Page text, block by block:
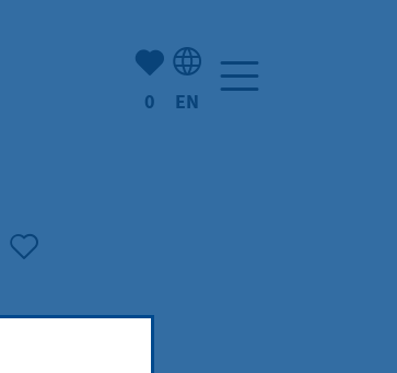
Number of bookmarked
0 EN